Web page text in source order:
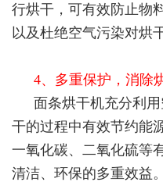
行烘干，可有效防止物
以及杜绝空气污染对烘
4、多重保护，消除
面条烘干机充分利
干的过程中有效节约能
一氧化碳、二氧化硫等
清洁、环保的多重效益。